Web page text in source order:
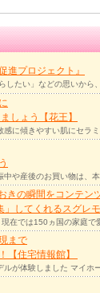
進プロジェクト』
したい」などの思いから
しょう【花王】
に傾きやすい肌にセラ
や産後のお買い物は、
きの瞬間をコンテン
してくれるスグレ
在では150ヵ国の家庭で
まで
【住宅情報館】
が体験しました マイホ